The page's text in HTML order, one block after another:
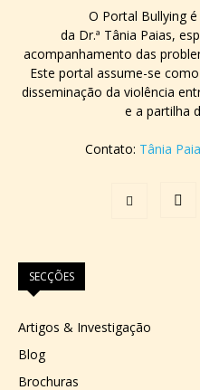
O Portal Bullying
da Dr.ª Tânia Paias,
acompanhamento das
Este portal assume-se
disseminação da violência
e a partilha
Contato: Tânia
SECÇÕES
Artigos & Investigação
Blog
Brochuras